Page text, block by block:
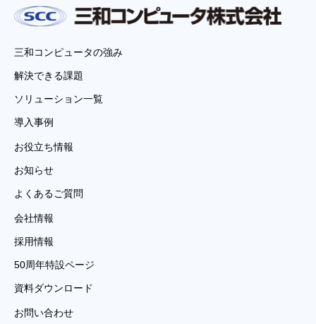
三和コンピュータの強み
解決できる課題
ソリューション一覧
導入事例
お役立ち情報
お知らせ
よくあるご質問
会社情報
採用情報
50周年特設ページ
資料ダウンロード
お問い合わせ